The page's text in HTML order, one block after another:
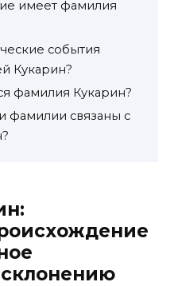
имеет фамилия
события
Кукарин?
фамилия Кукарин?
фамилии связаны с